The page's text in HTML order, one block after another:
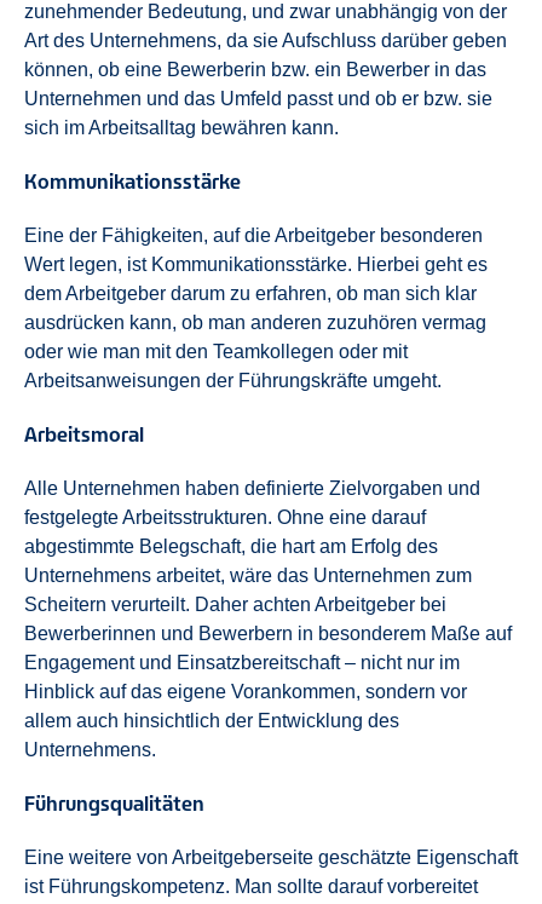
zunehmender Bedeutung, und zwar unabhängig von der
Art des Unternehmens, da sie Aufschluss darüber geben
können, ob eine Bewerberin bzw. ein Bewerber in das
Unternehmen und das Umfeld passt und ob er bzw. sie
sich im Arbeitsalltag bewähren kann.
Kommunikationsstärke
Eine der Fähigkeiten, auf die Arbeitgeber besonderen
Wert legen, ist Kommunikationsstärke. Hierbei geht es
dem Arbeitgeber darum zu erfahren, ob man sich klar
ausdrücken kann, ob man anderen zuzuhören vermag
oder wie man mit den Teamkollegen oder mit
Arbeitsanweisungen der Führungskräfte umgeht.
Arbeitsmoral
Alle Unternehmen haben definierte Zielvorgaben und
festgelegte Arbeitsstrukturen. Ohne eine darauf
abgestimmte Belegschaft, die hart am Erfolg des
Unternehmens arbeitet, wäre das Unternehmen zum
Scheitern verurteilt. Daher achten Arbeitgeber bei
Bewerberinnen und Bewerbern in besonderem Maße auf
Engagement und Einsatzbereitschaft – nicht nur im
Hinblick auf das eigene Vorankommen, sondern vor
allem auch hinsichtlich der Entwicklung des
Unternehmens.
Führungsqualitäten
Eine weitere von Arbeitgeberseite geschätzte Eigenschaft
ist Führungskompetenz. Man sollte darauf vorbereitet